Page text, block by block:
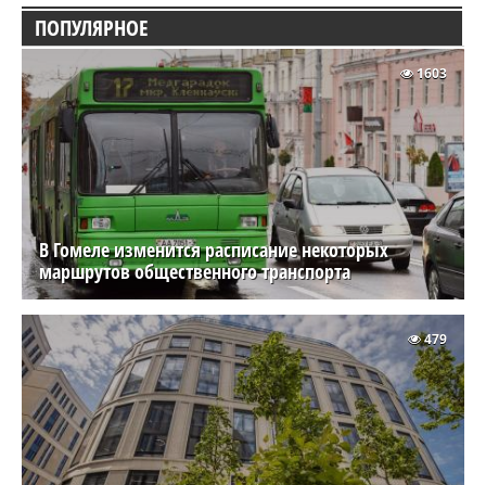
ПОПУЛЯРНОЕ
В Гомеле изменится расписание некоторых
маршрутов общественного транспорта
1603
479